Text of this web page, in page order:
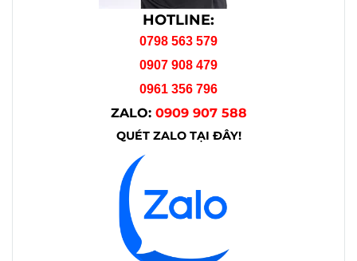
HOTLINE:
0798 563 579
0907 908 479
0961 356 796
ZALO: 0909 907 588
QUÉT ZALO TẠI ĐÂY!